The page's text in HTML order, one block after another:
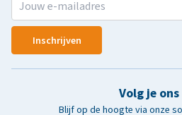
Inschrijven
Volg je ons
Blijf op de hoogte via onze